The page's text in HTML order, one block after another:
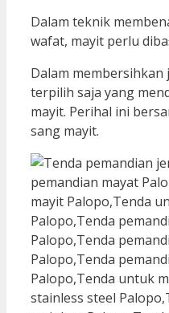
Dalam teknik
wafat, mayit perlu
Dalam
terpilih saja yang
mayit. Perihal ini
sang mayit.